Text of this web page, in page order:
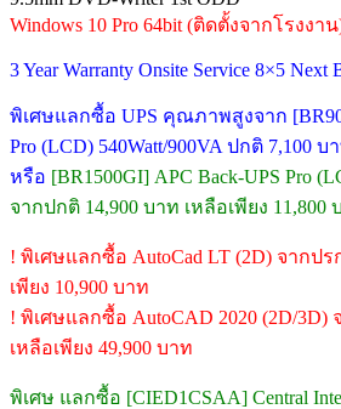
Windows 10 Pro 64bit (ติดตั้งจากโรงงา
3 Year Warranty Onsite Service 8×5 Next
พิเศษแลกซื้อ UPS คุณภาพสูงจาก
Pro (LCD) 540Watt/900VA ปกติ 7,100
หรือ [BR1500GI] APC Back-UPS Pro
จากปกติ 14,900 บาท เหลือเพียง 11,800
! พิเศษแลกซื้อ AutoCad LT (2D) จากปร
เพียง 10,900 บาท
! พิเศษแลกซื้อ AutoCAD 2020 (2D/3D)
เหลือเพียง 49,900 บาท
พิเศษ แลกซื้อ [CIED1CSAA] Central